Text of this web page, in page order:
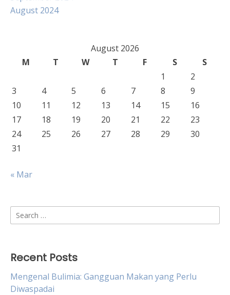
August 2024
August 2026
M
T W T F S
S
1
2
3
4 5 6 7 8
9
10
11 12 13 14 15
16
17
18 19 20 21 22
23
24
25 26 27 28 29
30
31
« Mar
Search
for:
Recent Posts
Mengenal Bulimia: Gangguan Makan yang Perlu
Diwaspadai